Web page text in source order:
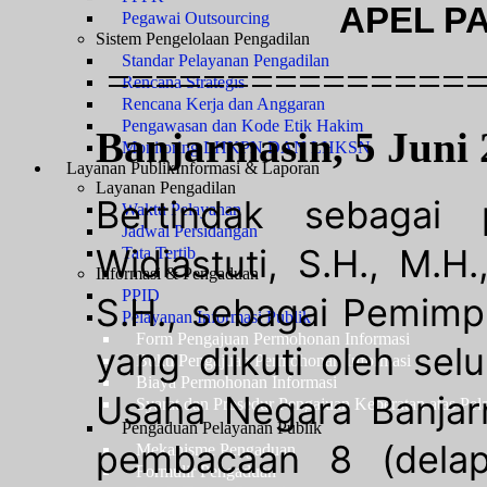
Pegawai Outsourcing
Sistem Pengelolaan Pengadilan
Standar Pelayanan Pengadilan
Rencana Strategis
Rencana Kerja dan Anggaran
Pengawasan dan Kode Etik Hakim
Monitoring LHKPN DAN LHKSN
Layanan PublikInformasi & Laporan
Layanan Pengadilan
Waktu Pelayanan
Jadwal Persidangan
Tata Tertib
Informasi & Pengaduan
PPID
Pelayanan Informasi Publik
Form Pengajuan Permohonan Informasi
Bukti Pengajuan Permohonan Informasi
Biaya Permohonan Informasi
Syarat dan Prosedur Pengajuan Keberatan atas
Pengaduan Pelayanan Publik
Mekanisme Pengaduan
Formulir Pengaduan
APEL
Banjarmasin, 5 Juni
Bertindak
Widiastuti, S.H.,
S.H., sebagai
yang diikuti oleh
Usaha Negara
pembacaan 8